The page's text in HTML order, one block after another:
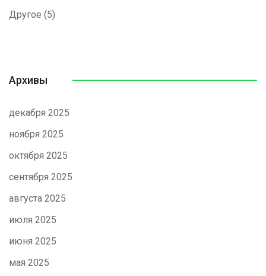
Другое (5)
Архивы
декабря 2025
ноября 2025
октября 2025
сентября 2025
августа 2025
июля 2025
июня 2025
мая 2025